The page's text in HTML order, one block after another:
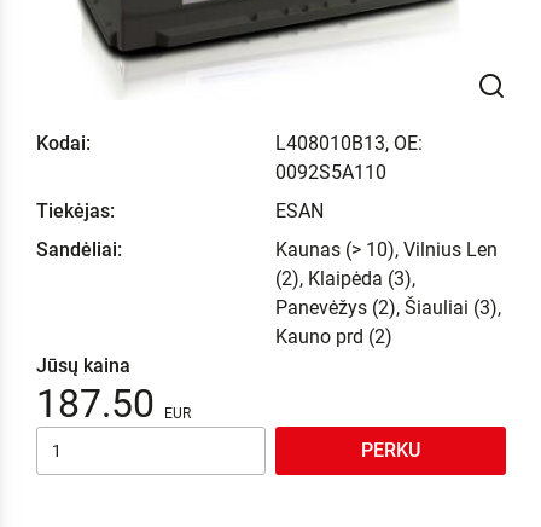
Kodai:
L408010B13, OE:
0092S5A110
Tiekėjas:
ESAN
Sandėliai:
Kaunas (> 10), Vilnius Len
(2), Klaipėda (3),
Panevėžys (2), Šiauliai (3),
Kauno prd (2)
Jūsų kaina
187.50
PERKU